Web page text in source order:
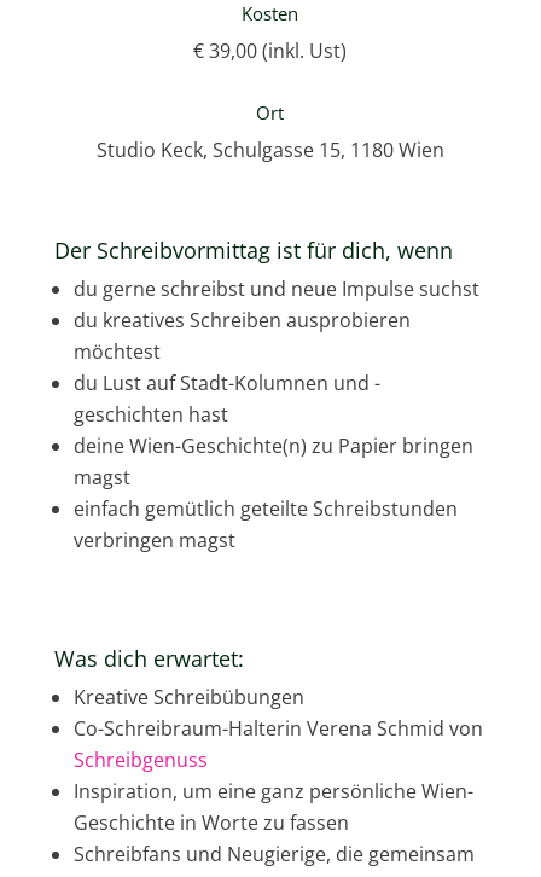
Kosten
€ 39,00 (inkl. Ust)
Ort
Studio Keck, Schulgasse 15, 1180 Wien
Der Schreibvormittag ist für dich, wenn
du gerne schreibst und neue Impulse suchst
du kreatives Schreiben ausprobieren
möchtest
du Lust auf Stadt-Kolumnen und -
geschichten hast
deine Wien-Geschichte(n) zu Papier bringen
magst
einfach gemütlich geteilte Schreibstunden
verbringen magst
Was dich erwartet:
Kreative Schreibübungen
Co-Schreibraum-Halterin Verena Schmid von
Schreibgenuss
Inspiration, um eine ganz persönliche Wien-
Geschichte in Worte zu fassen
Schreibfans und Neugierige, die gemeinsam